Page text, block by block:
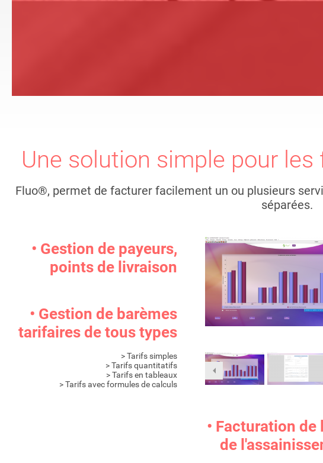
Une solution simple pour
Fluo®, permet de facturer facilement un ou plusieurs
séparées.
• Gestion de payeurs,
points de livraison
• Gestion de barèmes
tarifaires de tous types
> Tarifs simples
> Tarifs quantitatifs
> Tarifs en tableaux
> Tarifs avec formules de calculs
• Facturation de
de